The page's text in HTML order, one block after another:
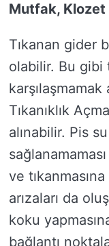
Mutfak, Klozet
Tıkanan gider
olabilir. Bu gibi
karşılaşmamak
Tıkanıklık
alınabilir. Pis
ve
arızaları da
koku
bağlantı